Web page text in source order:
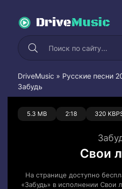
DriveMusic
DriveMusic » Русские песни
Забудь
5.3 MB 2:18 320
0
Свои
На странице доступно
«Забудь» в исполнении Свои